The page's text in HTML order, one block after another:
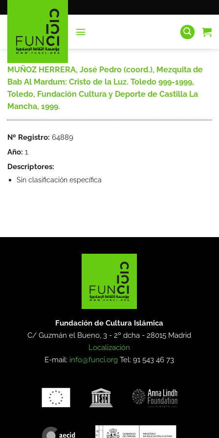
al
MUÑOZ HERRERA, José Pedro (coord.), Mezquita de
Bab Al Mardum: Cristo de la Luz. Toledo 999-1999,
Toledo, Fundación Cultura y Deporte de Castilla La
Mancha, 1999.
Nº Registro: 64889
Año: 1
Descriptores:
Sin clasificación específica
Fundación de Cultura Islámica
C/ Guzmán el Bueno, 3 - 2º dcha -28015 Madrid
Localización
E-mail: info@funci.org Tel: 91 543 46 73